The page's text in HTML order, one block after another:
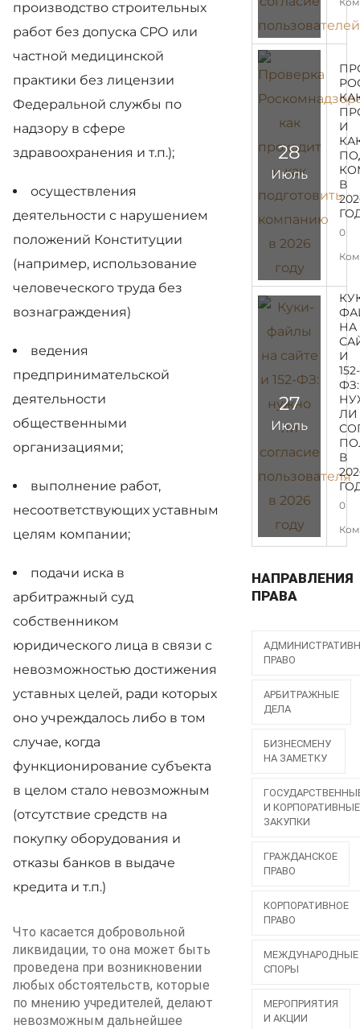
производство строительных
работ без допуска СРО или
частной медицинской
практики без лицензии
Федеральной службы по
надзору в сфере
здравоохранения и т.п.);
осуществления
деятельности с нарушением
положений Конституции
(например, использование
человеческого труда без
вознаграждения)
ведения
предпринимательской
деятельности
общественными
организациями;
выполнение работ,
несоответствующих уставным
целям компании;
подачи иска в
арбитражный суд
собственником
юридического лица в связи с
невозможностью достижения
уставных целей, ради которых
оно учреждалось либо в том
случае, когда
функционирование субъекта
в целом стало невозможным
(отсутствие средств на
покупку оборудования и
отказы банков в выдаче
кредита и т.п.)
Что касается добровольной
ликвидации, то она может быть
проведена при возникновении
любых обстоятельств, которые
по мнению учредителей, делают
невозможным дальнейшее
28
Июль
И
В
0
27
Июль
НА
И
152-
ФЗ:
ЛИ
В
0
НАПРАВЛЕНИЯ
ПРАВА
ПРАВО
АРБИТРАЖНЫЕ
ДЕЛА
БИЗНЕСМЕНУ
НА ЗАМЕТКУ
И КОРПОРАТИВНЫЕ
ЗАКУПКИ
ГРАЖДАНСКОЕ
ПРАВО
КОРПОРАТИВНОЕ
ПРАВО
МЕЖДУНАРОДНЫЕ
СПОРЫ
МЕРОПРИЯТИЯ
И АКЦИИ